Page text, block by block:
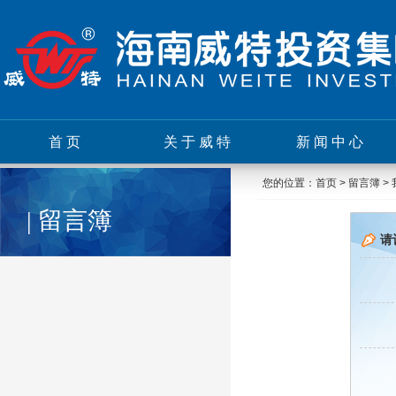
首页 关于威特 新闻中心
| 留言簿
您的位置： 首页 > 留言簿 >
请